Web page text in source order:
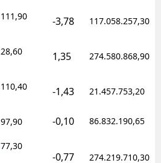
111,90 -3,78 117.058.257,30
28,60 1,35 274.580.868,90
110,40 -1,43 21.457.753,20
97,90 -0,10 86.832.190,65
77,30
-0,77 274.219.710,30